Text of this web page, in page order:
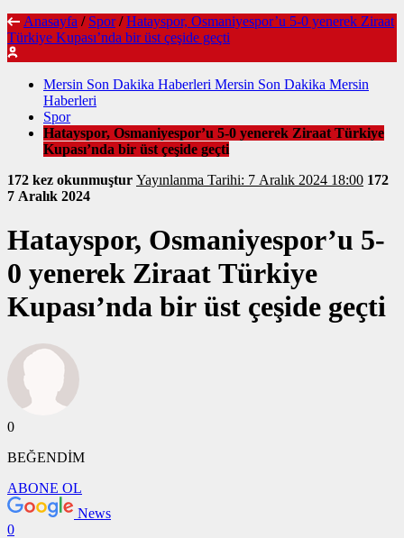
Anasayfa / Spor / Hatayspor, Osmaniyespor’u 5-0 yenerek Ziraat
Türkiye Kupası’nda bir üst çeşide geçti
Mersin Son Dakika Haberleri Mersin Son Dakika Mersin
Haberleri
Spor
Hatayspor, Osmaniyespor’u 5-0 yenerek Ziraat Türkiye
Kupası’nda bir üst çeşide geçti
172 kez okunmuştur
Yayınlanma Tarihi: 7 Aralık 2024 18:00 172
7 Aralık 2024
Hatayspor, Osmaniyespor’u 5-
0 yenerek Ziraat Türkiye
Kupası’nda bir üst çeşide geçti
0
BEĞENDİM
ABONE OL
News
0